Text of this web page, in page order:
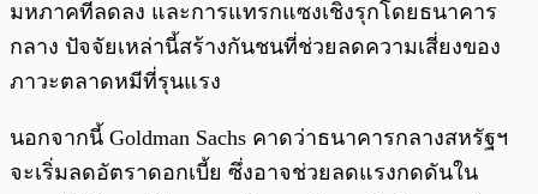
มหภาคที่ลดลง และการแทรกแซงเชิงรุกโดยธนาคาร
กลาง ปัจจัยเหล่านี้สร้างกันชนที่ช่วยลดความเสี่ยงของ
ภาวะตลาดหมีที่รุนแรง
นอกจากนี้ Goldman Sachs คาดว่าธนาคารกลางสหรัฐฯ
จะเริ่มลดอัตราดอกเบี้ย ซึ่งอาจช่วยลดแรงกดดันใน